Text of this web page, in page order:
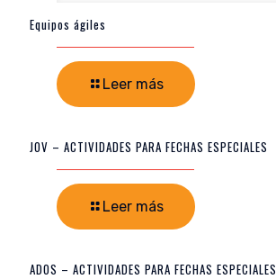
Equipos ágiles
Leer más
JOV – ACTIVIDADES PARA FECHAS ESPECIALES
Leer más
ADOS – ACTIVIDADES PARA FECHAS ESPECIALES